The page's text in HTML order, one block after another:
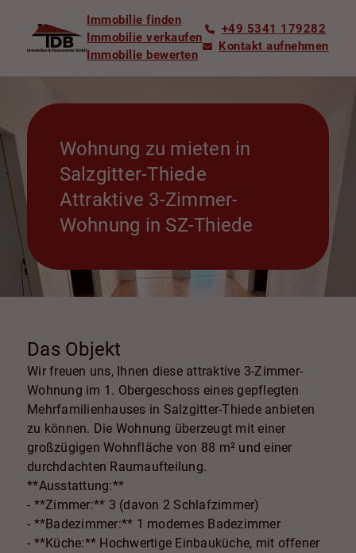
Immobilie finden
Immobilie verkaufen
Immobilie bewerten
+49 5341 179282
Kontakt aufnehmen
Wohnung zu mieten in
Salzgitter-Thiede
Attraktive 3-Zimmer-
Wohnung in SZ-Thiede
Das Objekt
Wir freuen uns, Ihnen diese attraktive 3-Zimmer-
Wohnung im 1. Obergeschoss eines gepflegten
Mehrfamilienhauses in Salzgitter-Thiede anbieten
zu können. Die Wohnung überzeugt mit einer
großzügigen Wohnfläche von 88 m² und einer
durchdachten Raumaufteilung.
**Ausstattung:**
- **Zimmer:** 3 (davon 2 Schlafzimmer)
- **Badezimmer:** 1 modernes Badezimmer
- **Küche:** Hochwertige Einbauküche, mit offener